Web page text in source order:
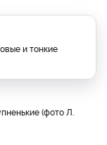
и тонкие